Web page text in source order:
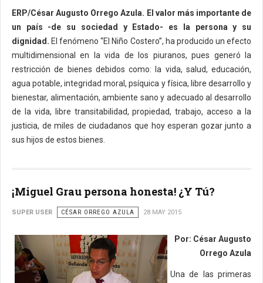
ERP/César Augusto Orrego Azula. El valor más importante de
un país -de su sociedad y Estado- es la persona y su
dignidad. El fenómeno “El Niño Costero”, ha producido un efecto
multidimensional en la vida de los piuranos, pues generó la
restricción de bienes debidos como: la vida, salud, educación,
agua potable, integridad moral, psíquica y física, libre desarrollo y
bienestar, alimentación, ambiente sano y adecuado al desarrollo
de la vida, libre transitabilidad, propiedad, trabajo, acceso a la
justicia, de miles de ciudadanos que hoy esperan gozar junto a
sus hijos de estos bienes.
¡Miguel Grau persona honesta! ¿Y Tú?
SUPER USER CÉSAR ORREGO AZULA 28 MAY 2015
Por: César Augusto
Orrego Azula
Una de las primeras